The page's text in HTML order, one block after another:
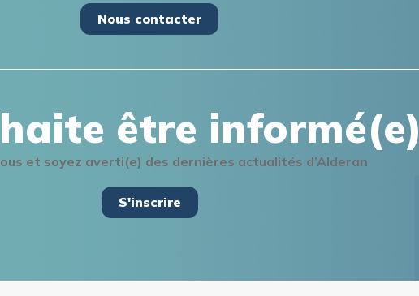
Nous contacter
être informé(e)
et soyez averti(e) des dernières actualités d’Alderan
S'inscrire